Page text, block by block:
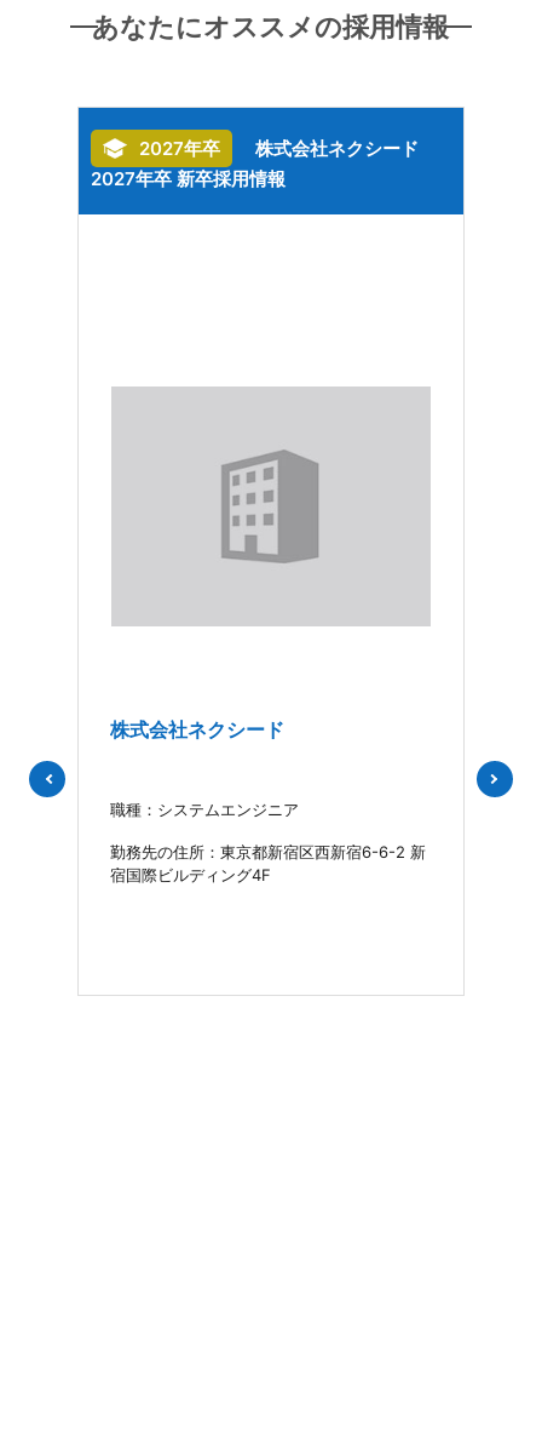
あなたにオススメの採用情報
2027年卒
株式会社ネクシード
2027年卒 新卒採用情報
株式会社ネクシード
職種：システムエンジニア
勤務先の住所：東京都新宿区西新宿6-6-2 新
宿国際ビルディング4F